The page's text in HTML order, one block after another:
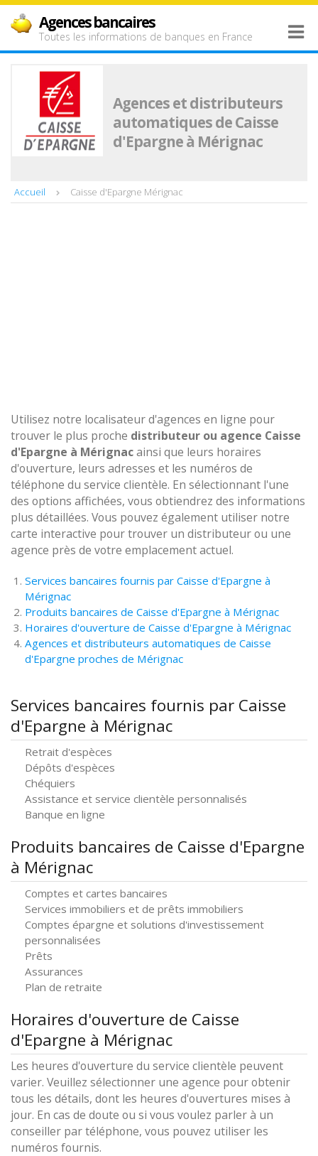
Agences bancaires
Toutes les informations de banques en France
Agences et distributeurs
automatiques de Caisse
d'Epargne à Mérignac
Accueil Caisse d'Epargne Mérignac
Utilisez notre localisateur d'agences en ligne pour
trouver le plus proche distributeur ou agence Caisse
d'Epargne à Mérignacainsi que leurs horaires
d'ouverture, leurs adresses et les numéros de
téléphone du service clientèle. En sélectionnant l'une
des options affichées, vous obtiendrez des informations
plus détaillées. Vous pouvez également utiliser notre
carte interactive pour trouver un distributeur ou une
agence près de votre emplacement actuel.
Services bancaires fournis par Caisse d'Epargne à
Mérignac
Produits bancaires de Caisse d'Epargne à Mérignac
Horaires d'ouverture de Caisse d'Epargne à Mérignac
Agences et distributeurs automatiques de Caisse
d'Epargne proches de Mérignac
Services bancaires fournis par Caisse
d'Epargne à Mérignac
Retrait d'espèces
Dépôts d'espèces
Chéquiers
Assistance et service clientèle personnalisés
Banque en ligne
Produits bancaires de Caisse d'Epargne
à Mérignac
Comptes et cartes bancaires
Services immobiliers et de prêts immobiliers
Comptes épargne et solutions d'investissement
personnalisées
Prêts
Assurances
Plan de retraite
Horaires d'ouverture de Caisse
d'Epargne à Mérignac
Les heures d'ouverture du service clientèle peuvent
varier. Veuillez sélectionner une agence pour obtenir
tous les détails, dont les heures d'ouvertures mises à
jour. En cas de doute ou si vous voulez parler à un
conseiller par téléphone, vous pouvez utiliser les
numéros fournis.